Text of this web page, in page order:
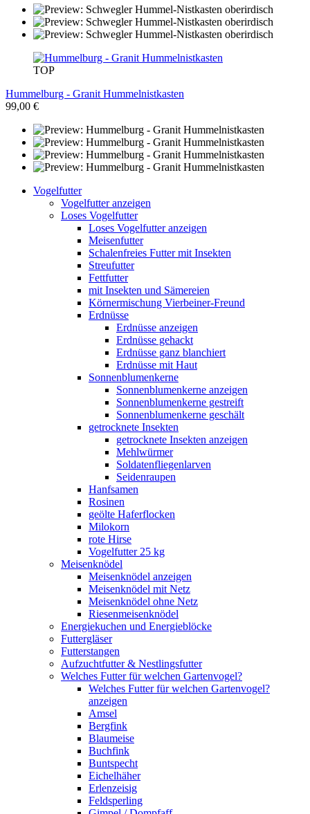
TOP
Hummelburg - Granit Hummelnistkasten
99,00 €
Vogelfutter
Vogelfutter anzeigen
Loses Vogelfutter
Loses Vogelfutter anzeigen
Meisenfutter
Schalenfreies Futter mit Insekten
Streufutter
Fettfutter
mit Insekten und Sämereien
Körnermischung Vierbeiner-Freund
Erdnüsse
Erdnüsse anzeigen
Erdnüsse gehackt
Erdnüsse ganz blanchiert
Erdnüsse mit Haut
Sonnenblumenkerne
Sonnenblumenkerne anzeigen
Sonnenblumenkerne gestreift
Sonnenblumenkerne geschält
getrocknete Insekten
getrocknete Insekten anzeigen
Mehlwürmer
Soldatenfliegenlarven
Seidenraupen
Hanfsamen
Rosinen
geölte Haferflocken
Milokorn
rote Hirse
Vogelfutter 25 kg
Meisenknödel
Meisenknödel anzeigen
Meisenknödel mit Netz
Meisenknödel ohne Netz
Riesenmeisenknödel
Energiekuchen und Energieblöcke
Futtergläser
Futterstangen
Aufzuchtfutter & Nestlingsfutter
Welches Futter für welchen Gartenvogel?
Welches Futter für welchen Gartenvogel?
anzeigen
Amsel
Bergfink
Blaumeise
Buchfink
Buntspecht
Eichelhäher
Erlenzeisig
Feldsperling